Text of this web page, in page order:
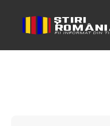
mobila de